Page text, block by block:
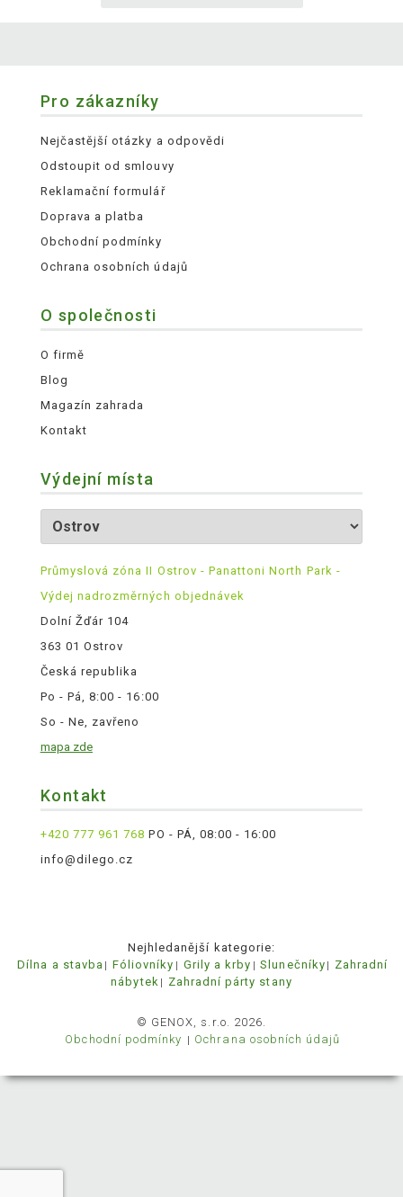
Pro zákazníky
Nejčastější otázky a odpovědi
Odstoupit od smlouvy
Reklamační formulář
Doprava a platba
Obchodní podmínky
Ochrana osobních údajů
O společnosti
O firmě
Blog
Magazín zahrada
Kontakt
Výdejní místa
Průmyslová zóna II Ostrov - Panattoni North Park -
Výdej nadrozměrných objednávek
Dolní Žďár 104
363 01 Ostrov
Česká republika
Po - Pá, 8:00 - 16:00
So - Ne, zavřeno
mapa zde
Kontakt
+420 777 961 768 PO - PÁ, 08:00 - 16:00
info@dilego.cz
Nejhledanější kategorie:
Dílna a stavba
Fóliovníky Grily a krby Slunečníky
Zahradní
nábytek
Zahradní párty stany
© GENOX, s.r.o. 2026.
Obchodní podmínky
Ochrana osobních údajů